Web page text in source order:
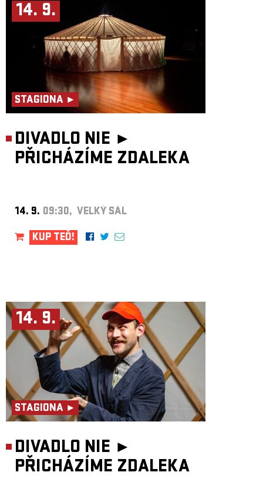
14. 9.
STAGIONA ►
DIVADLO NIE ►
PŘICHÁZÍME ZDALEKA
14. 9. 09:30, VELKÝ SÁL
KUP TEĎ!
14. 9.
STAGIONA ►
DIVADLO NIE ►
PŘICHÁZÍME ZDALEKA